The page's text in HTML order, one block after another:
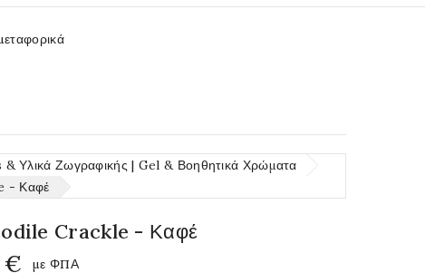
Υλικά Ζωγραφικής | Gel & Βοηθητικά Χρώματα
- Καφέ
Crackle - Καφέ
€ με ΦΠΑ